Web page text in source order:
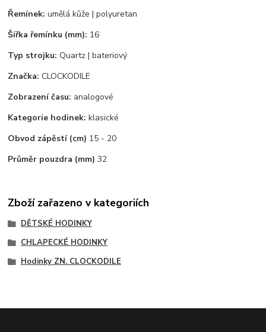
Řemínek: umělá kůže | polyuretan
Šířka řemínku (mm): 16
Typ strojku: Quartz | bateriový
Značka: CLOCKODILE
Zobrazení času: analogové
Kategorie hodinek: klasické
Obvod zápěstí (cm) 15 - 20
Průměr pouzdra (mm) 32
Zboží zařazeno v kategoriích
DĚTSKÉ HODINKY
CHLAPECKÉ HODINKY
Hodinky ZN. CLOCKODILE